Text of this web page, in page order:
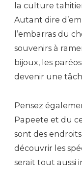
la culture
Autant dire
l’embarras du
souvenirs à
bijoux, les
devenir une
Pensez
Papeete et du
sont des
découvrir les
serait tout aussi